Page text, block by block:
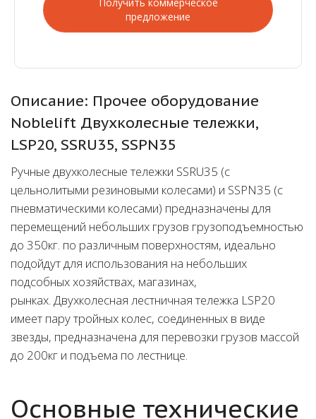
предложение
Описание: Прочее оборудование
Noblelift Двухколесные тележки,
LSP20, SSRU35, SSPN35
Ручные двухколесные тележки SSRU35 (с
цельнолитыми резиновыми колесами) и SSPN35 (с
пневматическими колесами) предназначены для
перемещений небольших грузов грузоподъемностью
до 350кг. по различным поверхностям, идеально
подойдут для использования на небольших
подсобных хозяйствах, магазинах,
рынках. Двухколесная лестничная тележка LSP20
имеет пару тройных колес, соединенных в виде
звезды, предназначена для перевозки грузов массой
до 200кг и подъема по лестнице.
Основные технические